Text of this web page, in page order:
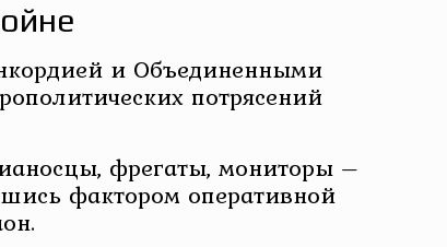
и Объединенными
потрясений
фрегаты, мониторы –
фактором оперативной